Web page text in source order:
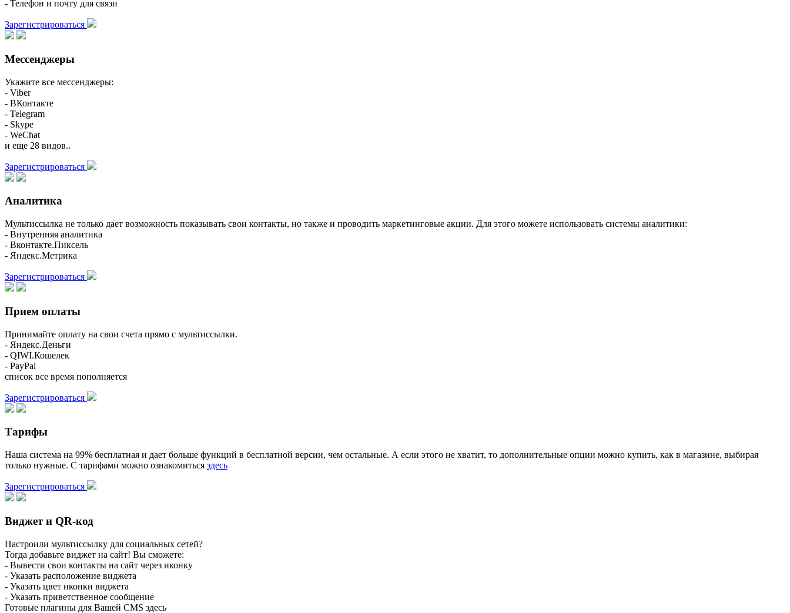
- Телефон и почту для связи
Зарегистрироваться
Мессенджеры
Укажите все мессенджеры:
- Viber
- ВКонтакте
- Telegram
- Skype
- WeChat
и еще 28 видов..
Зарегистрироваться
Аналитика
Мультиссылка не только дает возможность показывать свои контакты, но также и проводить маркетинговые акции. Для этого можете использовать системы аналитики:
- Внутренняя аналитика
- Вконтакте.Пиксель
- Яндекс.Метрика
Зарегистрироваться
Прием оплаты
Принимайте оплату на свои счета прямо с мультиссылки.
- Яндекс.Деньги
- QIWI.Кошелек
- PayPal
список все время пополняется
Зарегистрироваться
Тарифы
Наша система на 99% бесплатная и дает больше функций в бесплатной версии, чем остальные. А если этого не хватит, то дополнительные опции можно купить, как в магазине, выбирая
только нужные. С тарифами можно ознакомиться здесь
Зарегистрироваться
Виджет и QR-код
Настроили мультиссылку для социальных сетей?
Тогда добавьте виджет на сайт! Вы сможете:
- Вывести свои контакты на сайт через иконку
- Указать расположение виджета
- Указать цвет иконки виджета
- Указать приветственное сообщение
Готовые плагины для Вашей CMS здесь